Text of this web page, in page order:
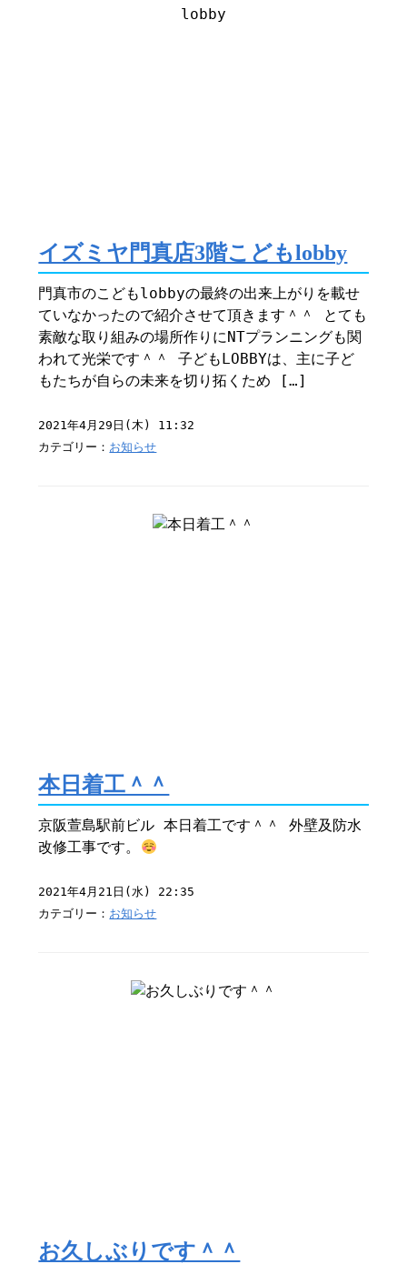
イズミヤ門真店3階こどもlobby
門真市のこどもlobbyの最終の出来上がりを載せ
ていなかったので紹介させて頂きます＾＾ とても
素敵な取り組みの場所作りにNTプランニングも関
われて光栄です＾＾ 子どもLOBBYは、主に子ど
もたちが自らの未来を切り拓くため […]
2021年4月29日(木) 11:32
カテゴリー： お知らせ
本日着工＾＾
京阪萱島駅前ビル 本日着工です＾＾ 外壁及防水
改修工事です。
2021年4月21日(水) 22:35
カテゴリー： お知らせ
お久しぶりです＾＾